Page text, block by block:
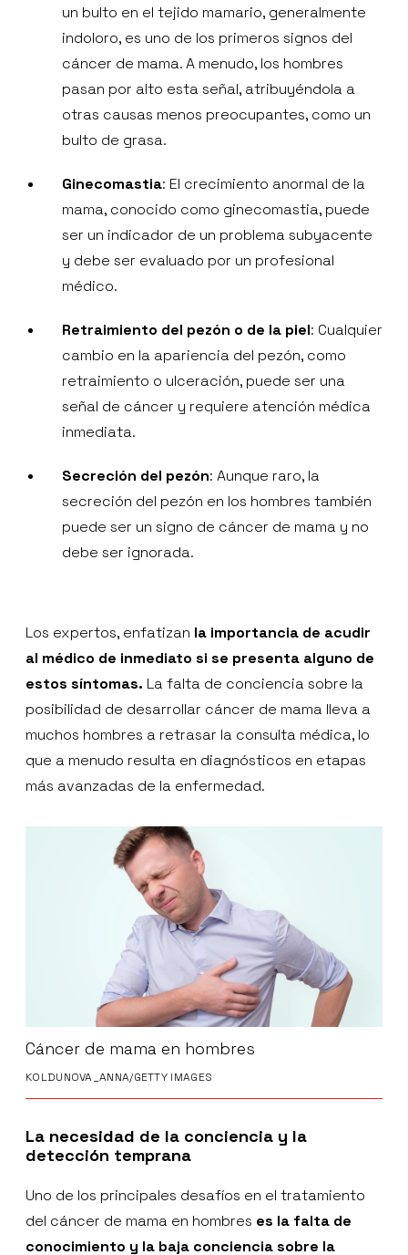
un bulto en el tejido mamario, generalmente
indoloro, es uno de los primeros signos del
cáncer de mama. A menudo, los hombres
pasan por alto esta señal, atribuyéndola a
otras causas menos preocupantes, como un
bulto de grasa.
Ginecomastia: El crecimiento anormal de la
mama, conocido como ginecomastia, puede
ser un indicador de un problema subyacente
y debe ser evaluado por un profesional
médico.
Retraimiento del pezón o de la piel: Cualquier
cambio en la apariencia del pezón, como
retraimiento o ulceración, puede ser una
señal de cáncer y requiere atención médica
inmediata.
Secreción del pezón: Aunque raro, la
secreción del pezón en los hombres también
puede ser un signo de cáncer de mama y no
debe ser ignorada.
Los expertos, enfatizan la importancia de acudir
al médico de inmediato si se presenta alguno de
estos síntomas. La falta de conciencia sobre la
posibilidad de desarrollar cáncer de mama lleva a
muchos hombres a retrasar la consulta médica, lo
que a menudo resulta en diagnósticos en etapas
más avanzadas de la enfermedad.
Cáncer de mama en hombres
KOLDUNOVA_ANNA/GETTY IMAGES
La necesidad de la conciencia y la
detección temprana
Uno de los principales desafíos en el tratamiento
del cáncer de mama en hombres es la falta de
conocimiento y la baja conciencia sobre la